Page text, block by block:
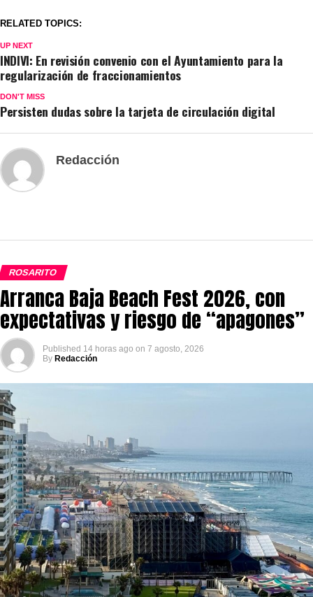
RELATED TOPICS:
UP NEXT
INDIVI: En revisión convenio con el Ayuntamiento para la
regularización de fraccionamientos
DON'T MISS
Persisten dudas sobre la tarjeta de circulación digital
Redacción
ROSARITO
Arranca Baja Beach Fest 2026, con
expectativas y riesgo de “apagones”
Published 14 horas ago on 7 agosto, 2026
By Redacción